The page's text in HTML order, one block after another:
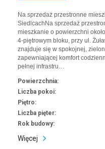
Na sprzedaż przestronne
SiedlcachNa sprzedaż
mieszkanie o powierzchni
4-piętrowym bloku, przy ul.
znajduje się w spokojnej,
zapewniającej komfort
pełnej infrastru…
Powierzchnia:
Liczba pokoi:
Piętro:
Liczba pięter:
Rok budowy:
Więcej